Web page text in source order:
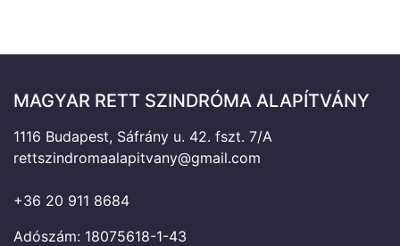
MAGYAR RETT SZINDRÓMA ALAPÍTVÁNY
1116 Budapest, Sáfrány u. 42. fszt. 7/A
rettszindromaalapitvany@gmail.com
+36 20 911 8684
Adószám: 18075618-1-43